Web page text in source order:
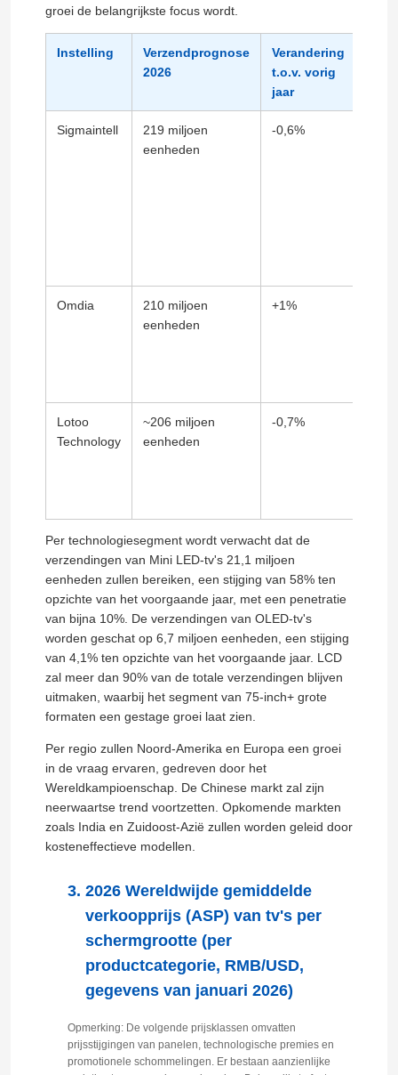
Over Ons
groei de belangrijkste focus wordt.
Instelling
Verzendprognose
2026
Verandering
t.o.v. vorig
jaar
Sigmaintell
219 miljoen
eenheden
-0,6%
Omdia
210 miljoen
eenheden
+1%
Lotoo
Technology
~206 miljoen
eenheden
-0,7%
Per technologiesegment wordt verwacht dat de
verzendingen van Mini LED-tv's 21,1 miljoen
eenheden zullen bereiken, een stijging van 58% ten
opzichte van het voorgaande jaar, met een penetratie
van bijna 10%. De verzendingen van OLED-tv's
worden geschat op 6,7 miljoen eenheden, een stijging
van 4,1% ten opzichte van het voorgaande jaar. LCD
zal meer dan 90% van de totale verzendingen blijven
uitmaken, waarbij het segment van 75-inch+ grote
formaten een gestage groei laat zien.
Per regio zullen Noord-Amerika en Europa een groei
in de vraag ervaren, gedreven door het
Wereldkampioenschap. De Chinese markt zal zijn
neerwaartse trend voortzetten. Opkomende markten
zoals India en Zuidoost-Azië zullen worden geleid door
kosteneffectieve modellen.
2026 Wereldwijde gemiddelde
verkoopprijs (ASP) van tv's per
schermgrootte (per
productcategorie, RMB/USD,
gegevens van januari 2026)
Opmerking: De volgende prijsklassen omvatten
prijsstijgingen van panelen, technologische premies en
promotionele schommelingen. Er bestaan aanzienlijke